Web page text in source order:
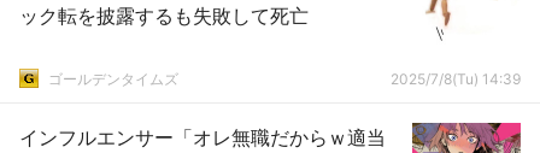
ック転を披露するも失敗して死亡
ゴールデンタイムズ 2025/7/8(Tu) 14:39
インフルエンサー「オレ無職だからｗ適当